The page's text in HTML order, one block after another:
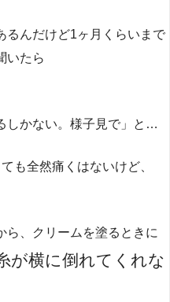
るんだけど1ヶ月くらいまで
いたら
しかない。様子見で」と…
も全然痛くはないけど、
ら、クリームを塗るときに
が横に倒れてくれな